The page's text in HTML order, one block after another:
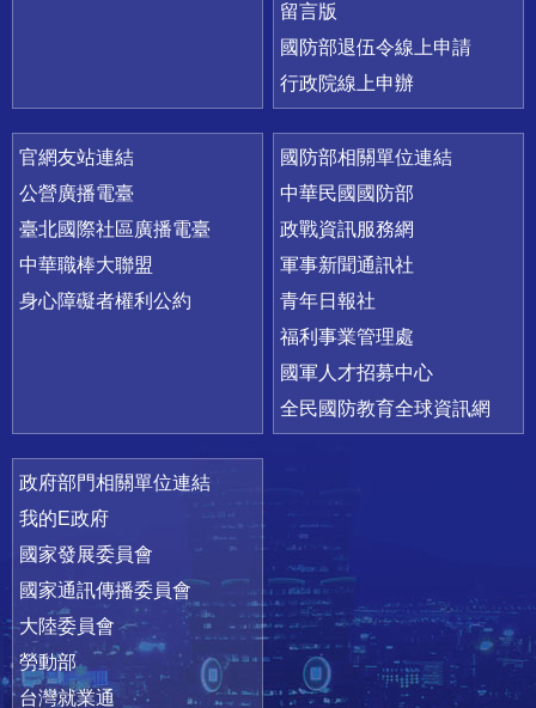
留言版
國防部退伍令線上申請
行政院線上申辦
官網友站連結
公營廣播電臺
臺北國際社區廣播電臺
中華職棒大聯盟
身心障礙者權利公約
國防部相關單位連結
中華民國國防部
政戰資訊服務網
軍事新聞通訊社
青年日報社
福利事業管理處
國軍人才招募中心
全民國防教育全球資訊網
政府部門相關單位連結
我的E政府
國家發展委員會
國家通訊傳播委員會
大陸委員會
勞動部
台灣就業通